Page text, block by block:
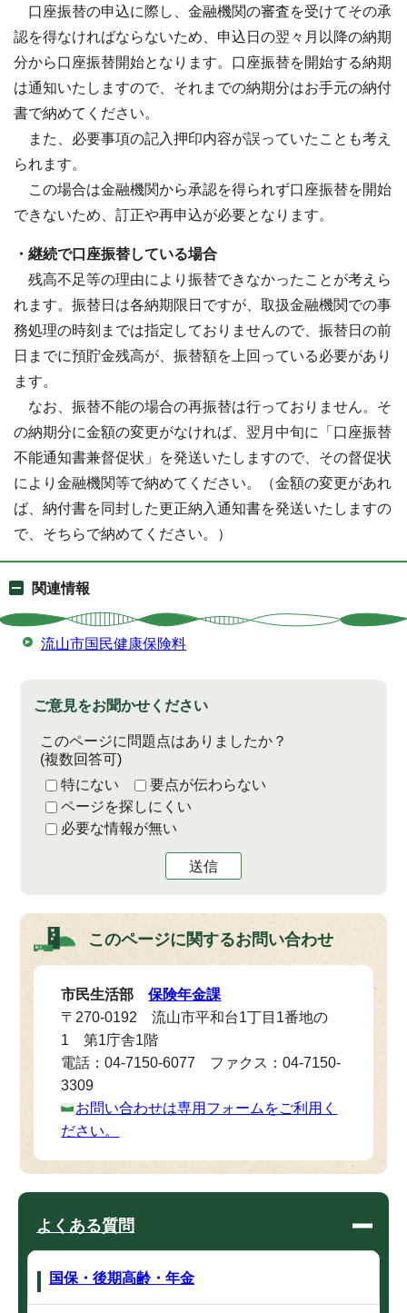
口座振替の申込に際し、金融機関の審査を受けてその承
認を得なければならないため、申込日の翌々月以降の納期
分から口座振替開始となります。口座振替を開始する納期
は通知いたしますので、それまでの納期分はお手元の納付
書で納めてください。
また、必要事項の記入押印内容が誤っていたことも考え
られます。
この場合は金融機関から承認を得られず口座振替を開始
できないため、訂正や再申込が必要となります。
・継続で口座振替している場合
残高不足等の理由により振替できなかったことが考えら
れます。振替日は各納期限日ですが、取扱金融機関での事
務処理の時刻までは指定しておりませんので、振替日の前
日までに預貯金残高が、振替額を上回っている必要があり
ます。
なお、振替不能の場合の再振替は行っておりません。そ
の納期分に金額の変更がなければ、翌月中旬に「口座振替
不能通知書兼督促状」を発送いたしますので、その督促状
により金融機関等で納めてください。（金額の変更があれ
ば、納付書を同封した更正納入通知書を発送いたしますの
で、そちらで納めてください。）
関連情報
流山市国民健康保険料
ご意見をお聞かせください
このページに問題点はありましたか？
(複数回答可)
特にない
要点が伝わらない
ページを探しにくい
必要な情報が無い
送信
このページに関するお問い合わせ
市民生活部保険年金課
〒270-0192 流山市平和台1丁目1番地の
1 第1庁舎1階
電話：04-7150-6077 ファクス：04-7150-
3309
お問い合わせは専用フォームをご利用く
ださい。
よくある質問
国保・後期高齢・年金